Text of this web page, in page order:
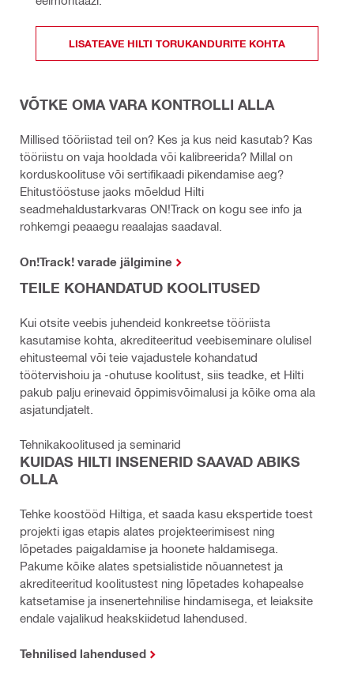
LISATEAVE HILTI TORUKANDURITE KOHTA
VÕTKE OMA VARA KONTROLLI ALLA
Millised tööriistad teil on? Kes ja kus neid kasutab? Kas
tööriistu on vaja hooldada või kalibreerida? Millal on
korduskoolituse või sertifikaadi pikendamise aeg?
Ehitustööstuse jaoks mõeldud Hilti
seadmehaldustarkvaras ON!Track on kogu see info ja
rohkemgi peaaegu reaalajas saadaval.
On!Track! varade jälgimine
TEILE KOHANDATUD KOOLITUSED
Kui otsite veebis juhendeid konkreetse tööriista
kasutamise kohta, akrediteeritud veebiseminare olulisel
ehitusteemal või teie vajadustele kohandatud
töötervishoiu ja -ohutuse koolitust, siis teadke, et Hilti
pakub palju erinevaid õppimisvõimalusi ja kõike oma ala
asjatundjatelt.
Tehnikakoolitused ja seminarid
KUIDAS HILTI INSENERID SAAVAD ABIKS
OLLA
Tehke koostööd Hiltiga, et saada kasu ekspertide toest
projekti igas etapis alates projekteerimisest ning
lõpetades paigaldamise ja hoonete haldamisega.
Pakume kõike alates spetsialistide nõuannetest ja
akrediteeritud koolitustest ning lõpetades kohapealse
katsetamise ja insenertehnilise hindamisega, et leiaksite
endale vajalikud heakskiidetud lahendused.
Tehnilised lahendused